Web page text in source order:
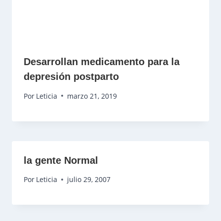
Desarrollan medicamento para la
depresión postparto
Por Leticia marzo 21, 2019
la gente Normal
Por Leticia julio 29, 2007